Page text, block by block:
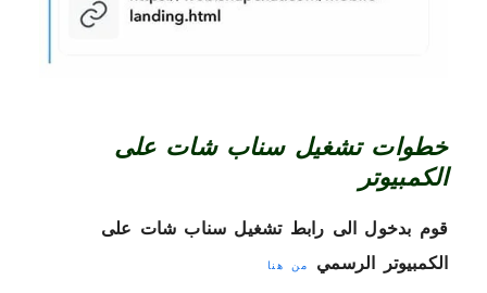
خطوات تشغيل سناب شات على
الكمبيوتر
قوم بدخول الى رابط تشغيل سناب شات على
الكمبيوتر الرسمي
من هنا